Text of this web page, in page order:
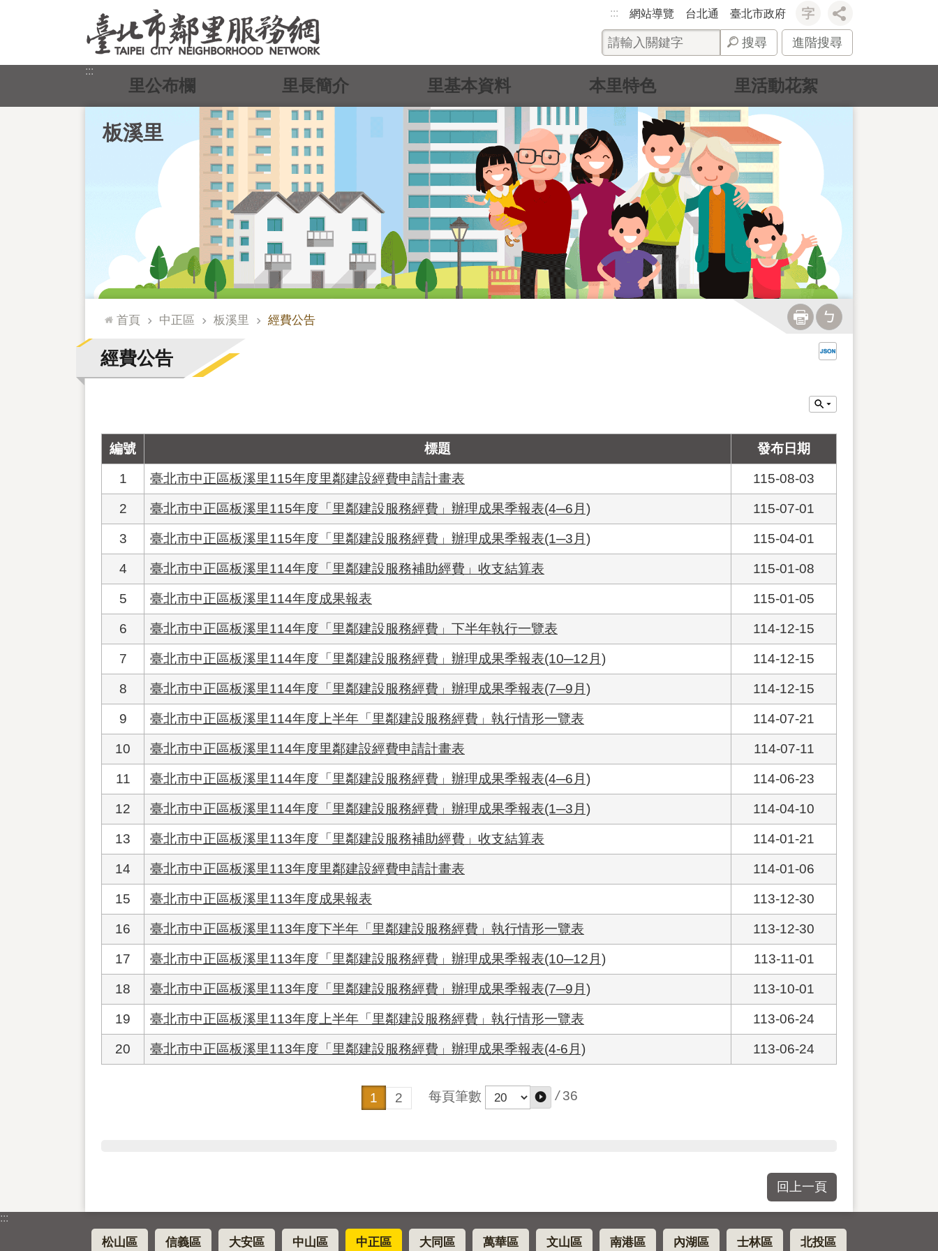
::: 網站導覽 台北通 臺北市政府
搜尋 進階搜尋
:::
板溪里
里公布欄 里長簡介 里基本資料 本里特色 里活動花絮
::: 首頁 中正區 板溪里 經費公告
經費公告
編號 標題 發布日期
1 臺北市中正區板溪里115年度里鄰建設經費申請計畫表 115-08-03
2 臺北市中正區板溪里115年度「里鄰建設服務經費」辦理成果季報表(4─6月) 115-07-01
3 臺北市中正區板溪里115年度「里鄰建設服務經費」辦理成果季報表(1─3月) 115-04-01
4 臺北市中正區板溪里114年度「里鄰建設服務補助經費」收支結算表 115-01-08
5 臺北市中正區板溪里114年度成果報表 115-01-05
6 臺北市中正區板溪里114年度「里鄰建設服務經費」下半年執行一覽表 114-12-15
7 臺北市中正區板溪里114年度「里鄰建設服務經費」辦理成果季報表(10─12月) 114-12-15
8 臺北市中正區板溪里114年度「里鄰建設服務經費」辦理成果季報表(7─9月) 114-12-15
9 臺北市中正區板溪里114年度上半年「里鄰建設服務經費」執行情形一覽表 114-07-21
10 臺北市中正區板溪里114年度里鄰建設經費申請計畫表 114-07-11
11 臺北市中正區板溪里114年度「里鄰建設服務經費」辦理成果季報表(4─6月) 114-06-23
12 臺北市中正區板溪里114年度「里鄰建設服務經費」辦理成果季報表(1─3月) 114-04-10
13 臺北市中正區板溪里113年度「里鄰建設服務補助經費」收支結算表 114-01-21
14 臺北市中正區板溪里113年度里鄰建設經費申請計畫表 114-01-06
15 臺北市中正區板溪里113年度成果報表 113-12-30
16 臺北市中正區板溪里113年度下半年「里鄰建設服務經費」執行情形一覽表 113-12-30
17 臺北市中正區板溪里113年度「里鄰建設服務經費」辦理成果季報表(10─12月) 113-11-01
18 臺北市中正區板溪里113年度「里鄰建設服務經費」辦理成果季報表(7─9月) 113-10-01
19 臺北市中正區板溪里113年度上半年「里鄰建設服務經費」執行情形一覽表 113-06-24
20 臺北市中正區板溪里113年度「里鄰建設服務經費」辦理成果季報表(4-6月) 113-06-24
1 2 每頁筆數 / 36
回上一頁
:::
松山區 信義區 大安區 中山區 中正區 大同區 萬華區 文山區 南港區 內湖區 士林區 北投區